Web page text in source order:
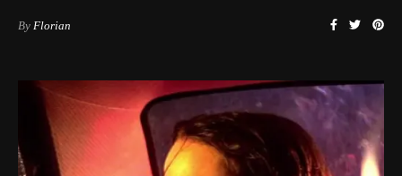
By Florian